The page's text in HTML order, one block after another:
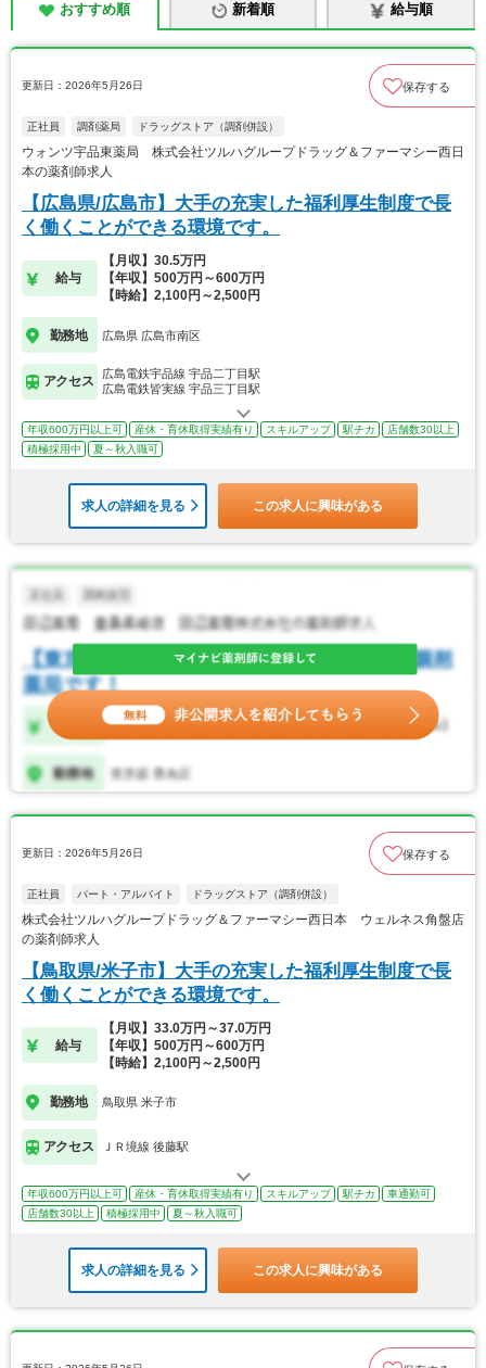
おすすめ順 新着順 給与順
更新日：2026年5月26日 保存する
正社員 調剤薬局 ドラッグストア（調剤併設）
ウォンツ宇品東薬局 株式会社ツルハグループドラッグ＆ファーマシー西日
本の薬剤師求人
【広島県/広島市】大手の充実した福利厚生制度で長
く働くことができる環境です。
給与
【月収】30.5万円
【年収】500万円～600万円
【時給】2,100円～2,500円
勤務地 広島県 広島市南区
アクセス
広島電鉄宇品線 宇品二丁目駅
広島電鉄皆実線 宇品三丁目駅
年収600万円以上可 産休・育休取得実績有り スキルアップ 駅チカ
店舗数30以上
積極採用中
夏～秋入職可
求人の詳細を見る この求人に興味がある
更新日：2026年5月26日 保存する
正社員 パート・アルバイト ドラッグストア（調剤併設）
株式会社ツルハグループドラッグ＆ファーマシー西日本 ウェルネス角盤店
の薬剤師求人
【鳥取県/米子市】大手の充実した福利厚生制度で長
く働くことができる環境です。
給与
【月収】33.0万円～37.0万円
【年収】500万円～600万円
【時給】2,100円～2,500円
勤務地 鳥取県 米子市
アクセス ＪＲ境線 後藤駅
年収600万円以上可 産休・育休取得実績有り スキルアップ 駅チカ
車通勤可
店舗数30以上
積極採用中 夏～秋入職可
求人の詳細を見る この求人に興味がある